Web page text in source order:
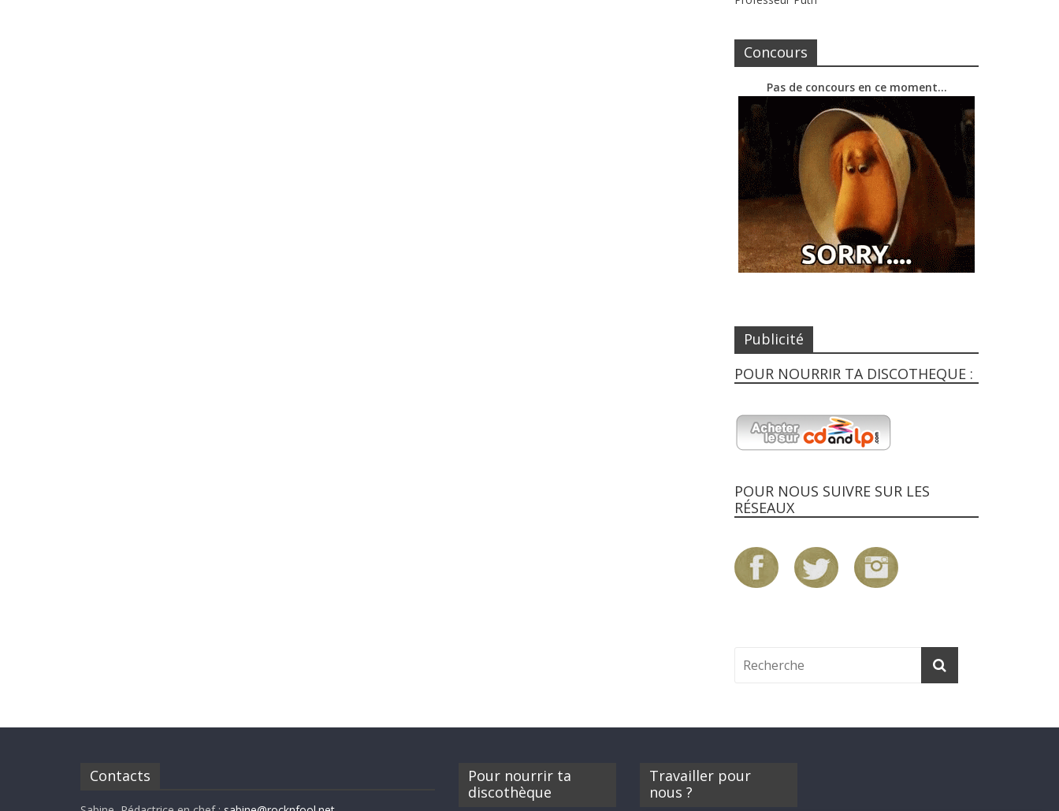
Concours
Pas de concours en ce moment…
Publicité
POUR NOURRIR TA DISCOTHEQUE :
POUR NOUS SUIVRE SUR LES
RÉSEAUX
Contacts
Pour nourrir ta
discothèque
Travailler pour
nous ?